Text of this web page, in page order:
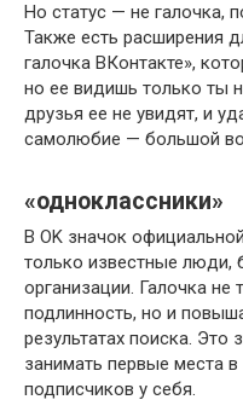
Но статус — не галочка,
Также есть расширения
галочка ВКонтакте»,
но ее видишь только ты
друзья ее не увидят, и
самолюбие — большой
«одноклассники»
В OK значок
только известные люди,
организации. Галочка
подлинность, но и
результатах поиска. Это
занимать первые места
подписчиков у себя.